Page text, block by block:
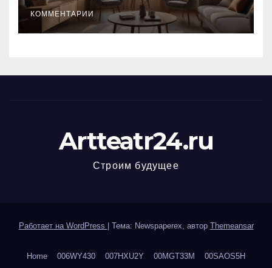
КОММЕНТАРИИ
Artteatr24.ru
Строим будущее
Работает на WordPress Тема: Newspaperex, автор Themeansar
Home 006WY430 007HXU2Y 00MGT33M 00SAOS5H